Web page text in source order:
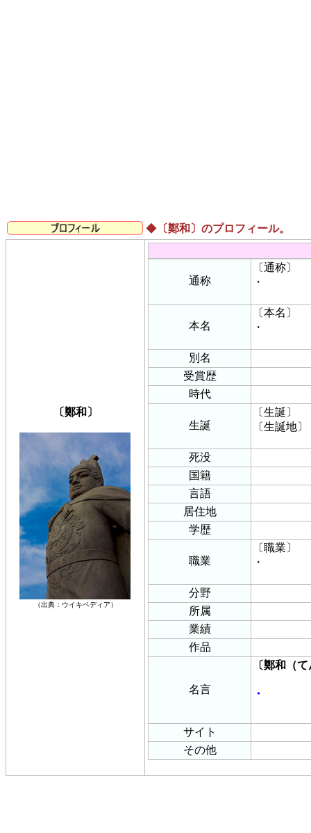
◆ 〔鄭和〕のプロフィール。
〔鄭和〕
（出典：ウイキペディア）
通称
〔通称〕
・
本名
〔本名〕
・
別名
受賞歴
時代
生誕
〔生誕〕
〔生誕地〕
死没
国籍
言語
居住地
学歴
職業
〔職業〕
・
分野
所属
業績
作品
名言
〔鄭和（
・
サイト
その他